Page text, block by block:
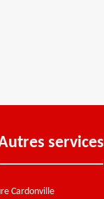
services
Cardonville